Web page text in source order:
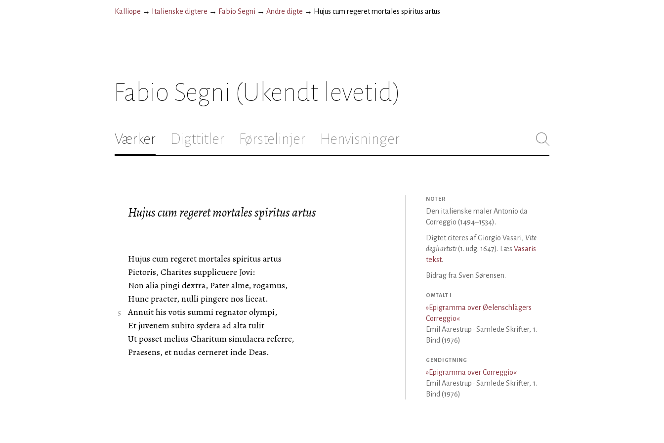
Kalliope → Italienske digtere → Fabio Segni → Andre digte → Hujus cum regeret mortales spiritus artus
Fabio Segni (Ukendt levetid)
Værker Digttitler Førstelinjer Henvisninger
Hujus cum regeret mortales spiritus artus
Hujus cum regeret mortales spiritus artus
Pictoris, Charites supplicuere Jovi:
Non alia pingi dextra, Pater alme, rogamus,
Hunc praeter, nulli pingere nos liceat.
Annuit his votis summi regnator olympi,
Et juvenem subito sydera ad alta tulit
Ut posset melius Charitum simulacra referre,
Praesens, et nudas cerneret inde Deas.
NOTER
Den italienske maler Antonio da
Correggio (1494–1534).
Digtet citeres af Giorgio Vasari, Vite
degli artisti(1. udg. 1647). Læs Vasaris
tekst.
Bidrag fra Sven Sørensen.
OMTALT I
»Epigramma over Øelenschlägers
Correggio«
Emil Aarestrup · Samlede Skrifter, 1.
Bind (1976)
GENDIGTNING
»Epigramma over Correggio«
Emil Aarestrup · Samlede Skrifter, 1.
Bind (1976)